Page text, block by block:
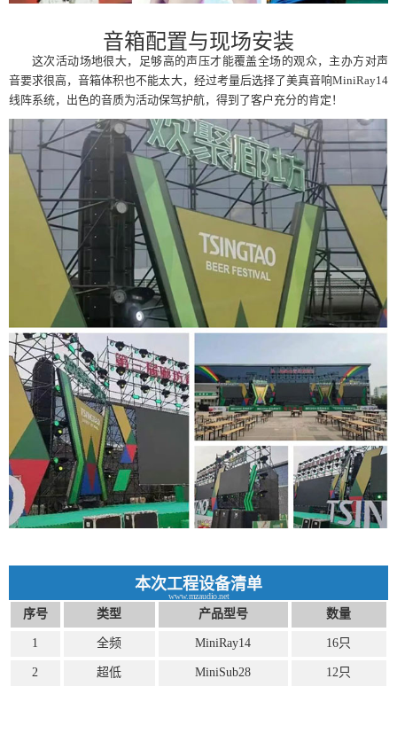
音箱配置与现场安装
这次活动场地很大，足够高的声压才能覆盖全场的观众，主办方对声
音要求很高，音箱体积也不能太大，经过考量后选择了美真音响MiniRay14
线阵系统，出色的音质为活动保驾护航，得到了客户充分的肯定！
本次工程设备清单
www.mzaudio.net
序号 类型 产品型号 数量
1 全频 MiniRay14 16只
2 超低 MiniSub28 12只